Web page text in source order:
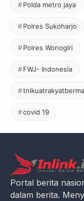
Polda metro jaya
Polres Sukoharjo
Polres Wonogiri
FWJ- Indonesia
covid 19
Portal berita
dalam berita.